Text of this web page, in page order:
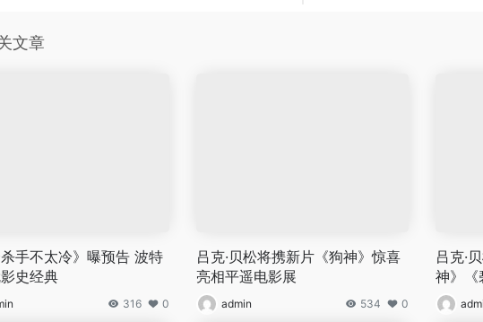
文章
杀手不太冷》曝预告 波特
史经典
316 0
吕克·贝松将携新片《狗神》惊喜
亮相平遥电影展
admin 534 0
吕克·
神》《